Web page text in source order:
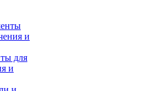
для
и